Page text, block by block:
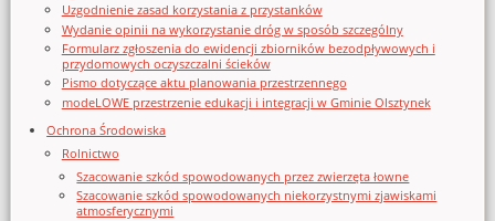
Uzgodnienie zasad korzystania z przystanków
Wydanie opinii na wykorzystanie dróg w sposób szczególny
Formularz zgłoszenia do ewidencji zbiorników bezodpływowych i
przydomowych oczyszczalni ścieków
Pismo dotyczące aktu planowania przestrzennego
modeLOWE przestrzenie edukacji i integracji w Gminie Olsztynek
Ochrona Środowiska
Rolnictwo
Szacowanie szkód spowodowanych przez zwierzęta łowne
Szacowanie szkód spowodowanych niekorzystnymi zjawiskami
atmosferycznymi